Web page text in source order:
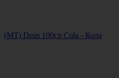
(МТ) Deus 100гр Cola - Кола